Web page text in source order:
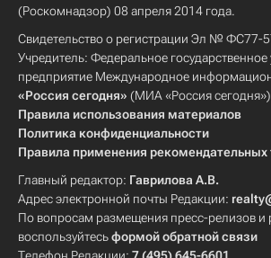
(Роскомнадзор) 08 апреля 2014 года.
Свидетельство о регистрации Эл № ФС77-
Учредитель: Федеральное государственное
предприятие Международное
«Россия сегодня» (МИА «Россия
Правила использования материалов
Политика конфиденциальности
Правила применения рекомендательных
Главный редактор: Гаврилова А.В.
Адрес электронной почты Редакции:
По вопросам размещения пресс-релизов и
воспользуйтесьформой обратной связи